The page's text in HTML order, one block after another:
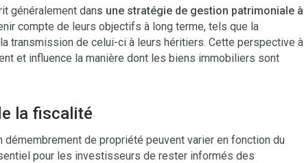
généralement dans une stratégie de gestion patrimoniale à
compte de leurs objectifs à long terme, tels que la
transmission de celui-ci à leurs héritiers. Cette perspective à
et influence la manière dont les biens immobiliers sont
la fiscalité
démembrement de propriété peuvent varier en fonction du
pour les investisseurs de rester informés des